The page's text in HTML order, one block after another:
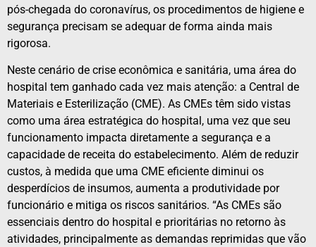
pós-chegada do coronavírus, os procedimentos de higiene e
segurança precisam se adequar de forma ainda mais
rigorosa.
Neste cenário de crise econômica e sanitária, uma área do
hospital tem ganhado cada vez mais atenção: a Central de
Materiais e Esterilização (CME). As CMEs têm sido vistas
como uma área estratégica do hospital, uma vez que seu
funcionamento impacta diretamente a segurança e a
capacidade de receita do estabelecimento. Além de reduzir
custos, à medida que uma CME eficiente diminui os
desperdícios de insumos, aumenta a produtividade por
funcionário e mitiga os riscos sanitários. “As CMEs são
essenciais dentro do hospital e prioritárias no retorno às
atividades, principalmente as demandas reprimidas que vão